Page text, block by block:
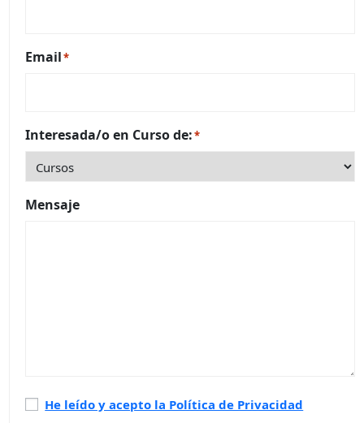
Email*
Interesada/o en Curso de:*
Mensaje
Política
He leído y acepto la Política de Privacidad